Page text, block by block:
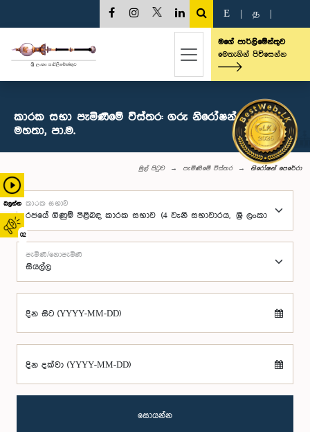
බලන්න
02
E த
මගේ පාර්ලිමේන්තුව
මෙතැනින් පිවිසෙන්න
කාරක සභා පැමිණීමේ විස්තර: ගරු නිරෝෂන් පෙරේරා
මහතා, පා.ම.
මුල් පිටුව පැමිණීමේ විස්තර නිරෝෂන් පෙරේරා
කාරක සභාව
පැමිණි/නොපැමිණි
දින සිට (YYYY-MM-DD)
දින දක්වා (YYYY-MM-DD)
සොයන්න